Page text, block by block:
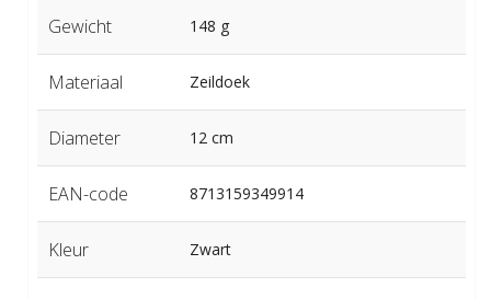
Gewicht 148 g
Materiaal Zeildoek
Diameter 12 cm
EAN-code 8713159349914
Kleur Zwart